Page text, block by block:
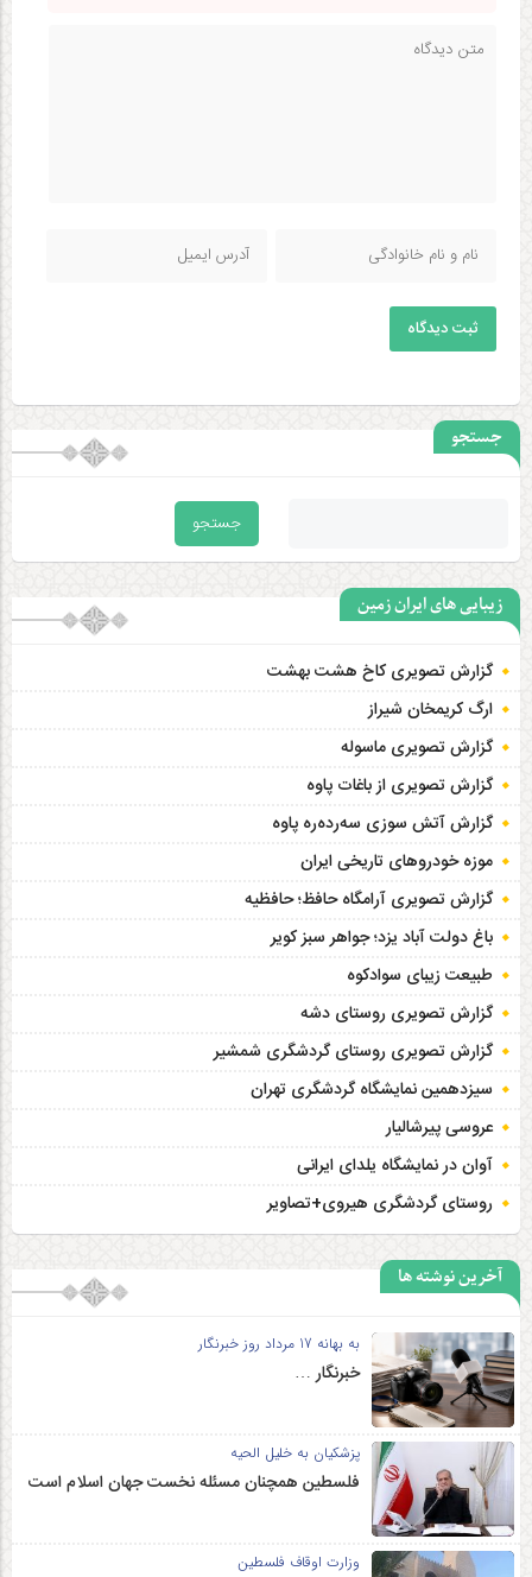
ثبت دیدگاه
جستجو
زیبایی های ایران زمین
گزارش تصویری کاخ هشت‌ بهشت
ارگ کریمخان شیراز
گزارش تصویری ماسوله
گزارش تصویری از باغات پاوه
گزارش آتش سوزی سەردەرە پاوه
موزه خودروهای تاریخی ایران
گزارش تصویری آرامگاه حافظ؛ حافظیه‎
باغ دولت آباد یزد؛ جواهر سبز کویر
طبیعت زیبای سوادکوه
گزارش تصویری روستای دشه
گزارش تصویری روستای گردشگری شمشیر
سیزدهمین نمایشگاه گردشگری تهران
عروسی پیرشالیار
آوان در نمایشگاه یلدای ایرانی
روستای گردشگری هیروی+تصاویر
آخرین نوشته ها
به بهانه 17 مرداد روز خبرنگار
خبرنگار …
پزشکیان به خلیل الحیه
فلسطین همچنان مسئله نخست جهان اسلام است
وزارت اوقاف فلسطین